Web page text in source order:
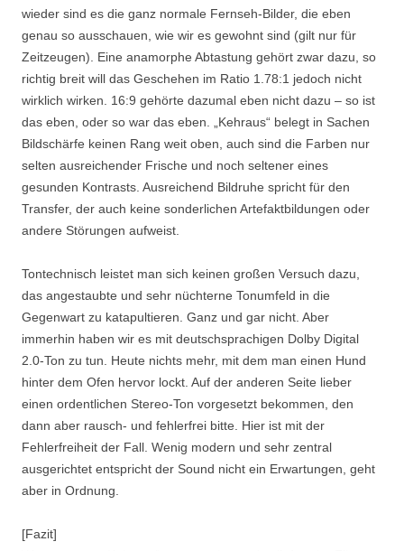
wieder sind es die ganz normale Fernseh-Bilder, die eben
genau so ausschauen, wie wir es gewohnt sind (gilt nur für
Zeitzeugen). Eine anamorphe Abtastung gehört zwar dazu, so
richtig breit will das Geschehen im Ratio 1.78:1 jedoch nicht
wirklich wirken. 16:9 gehörte dazumal eben nicht dazu – so ist
das eben, oder so war das eben. „Kehraus“ belegt in Sachen
Bildschärfe keinen Rang weit oben, auch sind die Farben nur
selten ausreichender Frische und noch seltener eines
gesunden Kontrasts. Ausreichend Bildruhe spricht für den
Transfer, der auch keine sonderlichen Artefaktbildungen oder
andere Störungen aufweist.
Tontechnisch leistet man sich keinen großen Versuch dazu,
das angestaubte und sehr nüchterne Tonumfeld in die
Gegenwart zu katapultieren. Ganz und gar nicht. Aber
immerhin haben wir es mit deutschsprachigen Dolby Digital
2.0-Ton zu tun. Heute nichts mehr, mit dem man einen Hund
hinter dem Ofen hervor lockt. Auf der anderen Seite lieber
einen ordentlichen Stereo-Ton vorgesetzt bekommen, den
dann aber rausch- und fehlerfrei bitte. Hier ist mit der
Fehlerfreiheit der Fall. Wenig modern und sehr zentral
ausgerichtet entspricht der Sound nicht ein Erwartungen, geht
aber in Ordnung.
[Fazit]